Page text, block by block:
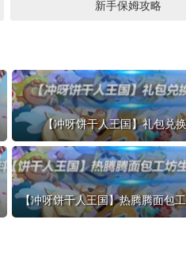
新手保姆攻略
【冲呀饼干人王国】礼包兑